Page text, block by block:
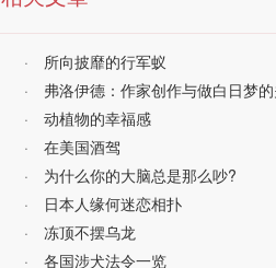
·
所向披靡的行军蚁
·
弗洛伊德：作家创作与做白日梦
·
动植物的幸福感
·
在美国酒驾
·
为什么你的大脑总是那么吵?
·
日本人缘何迷恋相扑
·
冻顶不摆乌龙
·
各国涉犬法令一览